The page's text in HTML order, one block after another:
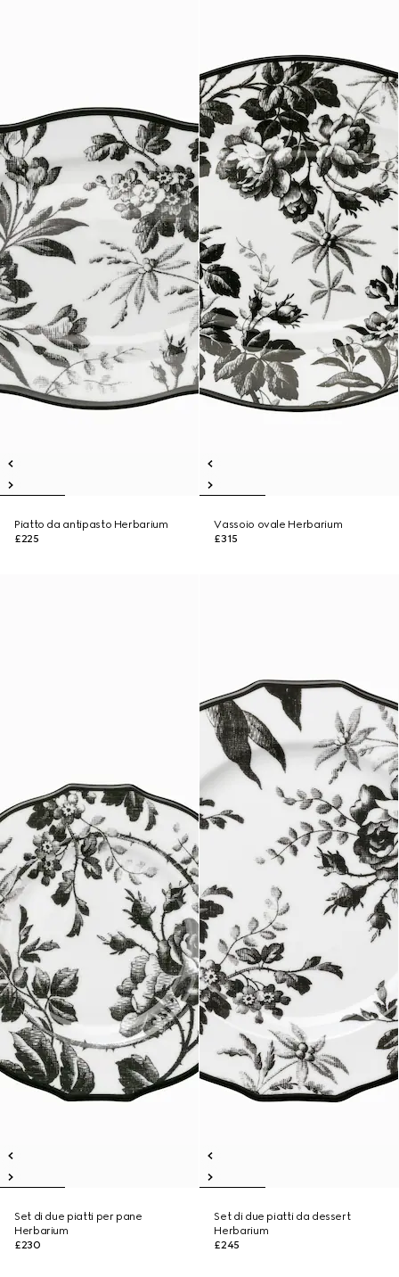
Piatto da antipasto Herbarium
£225
Vassoio ovale Herbarium
£315
Set di due piatti per pane
Herbarium
£230
Set di due piatti da dessert
Herbarium
£245